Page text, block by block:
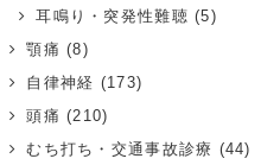
耳鳴り・突発性難聴 (5)
顎痛 (8)
自律神経 (173)
頭痛 (210)
むち打ち・交通事故診療 (44)